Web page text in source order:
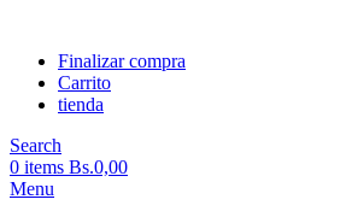
Finalizar compra
Carrito
tienda
Search
0 items Bs.0,00
Menu